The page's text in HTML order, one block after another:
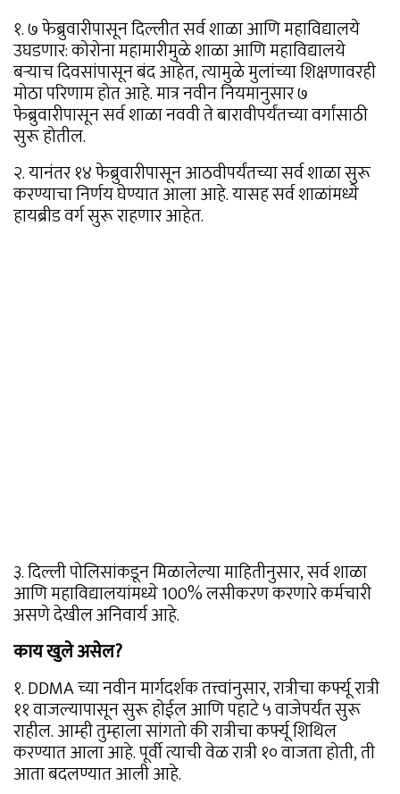
१. ७ फेब्रुवारीपासून दिल्लीत सर्व शाळा आणि महाविद्यालये
उघडणार: कोरोना महामारीमुळे शाळा आणि महाविद्यालये
बऱ्याच दिवसांपासून बंद आहेत, त्यामुळे मुलांच्या शिक्षणावरही
मोठा परिणाम होत आहे. मात्र नवीन नियमानुसार ७
फेब्रुवारीपासून सर्व शाळा नववी ते बारावीपर्यंतच्या वर्गांसाठी
सुरू होतील.
२. यानंतर १४ फेब्रुवारीपासून आठवीपर्यंतच्या सर्व शाळा सुरू
करण्याचा निर्णय घेण्यात आला आहे. यासह सर्व शाळांमध्ये
हायब्रीड वर्ग सुरू राहणार आहेत.
३. दिल्ली पोलिसांकडून मिळालेल्या माहितीनुसार, सर्व शाळा
आणि महाविद्यालयांमध्ये 100% लसीकरण करणारे कर्मचारी
असणे देखील अनिवार्य आहे.
काय खुले असेल?
१. DDMA च्या नवीन मार्गदर्शक तत्त्वांनुसार, रात्रीचा कर्फ्यू रात्री
११ वाजल्यापासून सुरू होईल आणि पहाटे ५ वाजेपर्यंत सुरू
राहील. आम्ही तुम्हाला सांगतो की रात्रीचा कर्फ्यू शिथिल
करण्यात आला आहे. पूर्वी त्याची वेळ रात्री १० वाजता होती, ती
आता बदलण्यात आली आहे.